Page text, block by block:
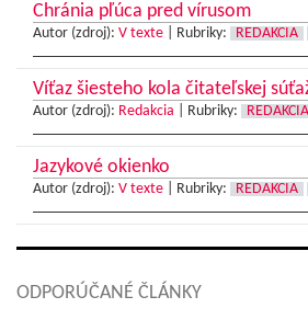
Chránia pľúca pred vírusom
Autor (zdroj): V texte Rubriky: REDAKCIA
Víťaz šiesteho kola čitateľskej
Autor (zdroj): Redakcia Rubriky: REDAKCIA
Jazykové okienko
Autor (zdroj): V texte Rubriky: REDAKCIA
ODPORÚČANÉ ČLÁNKY